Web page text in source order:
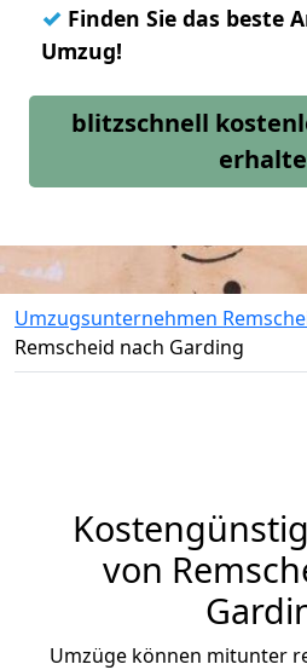
✓ Finden Sie das beste
Umzug!
blitzschnell
Umzugsunternehmen
Remscheid nach Garding
von
Umzüge können mitunter